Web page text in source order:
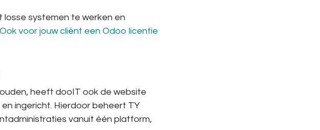
systemen te werken en
Ook voor jouw cliënt een Odoo licentie
heeft dooIT ook de website
ingericht. Hierdoor beheert TY
vanuit één platform,